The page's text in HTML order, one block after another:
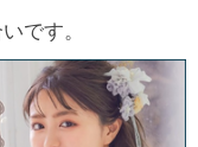
です。